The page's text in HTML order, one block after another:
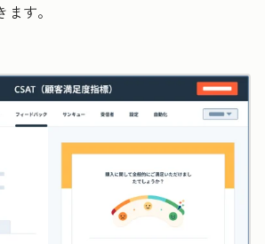
す。